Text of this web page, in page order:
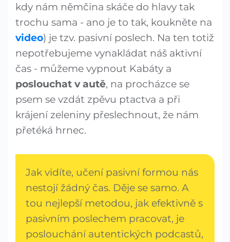
kdy nám němčina skáče do hlavy tak
trochu sama - ano je to tak, koukněte na
video) je tzv. pasivní poslech. Na ten totiž
nepotřebujeme vynakládat náš aktivní
čas - můžeme vypnout Kabáty a
poslouchat v autě, na procházce se
psem se vzdát zpěvu ptactva a při
krájení zeleniny přeslechnout, že nám
přetéká hrnec.
Jak vidíte, učení pasivní formou nás
nestojí žádný čas. Děje se samo. A
tou nejlepší metodou, jak efektivně s
pasivním poslechem pracovat, je
poslouchání autentických podcastů,